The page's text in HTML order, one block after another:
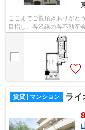
ここまでご覧頂きありがと
目指し、各沿線の各不動産
様へ提供しております！最
賃貸 | マンション ライ